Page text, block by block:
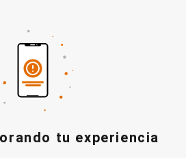
tu experiencia